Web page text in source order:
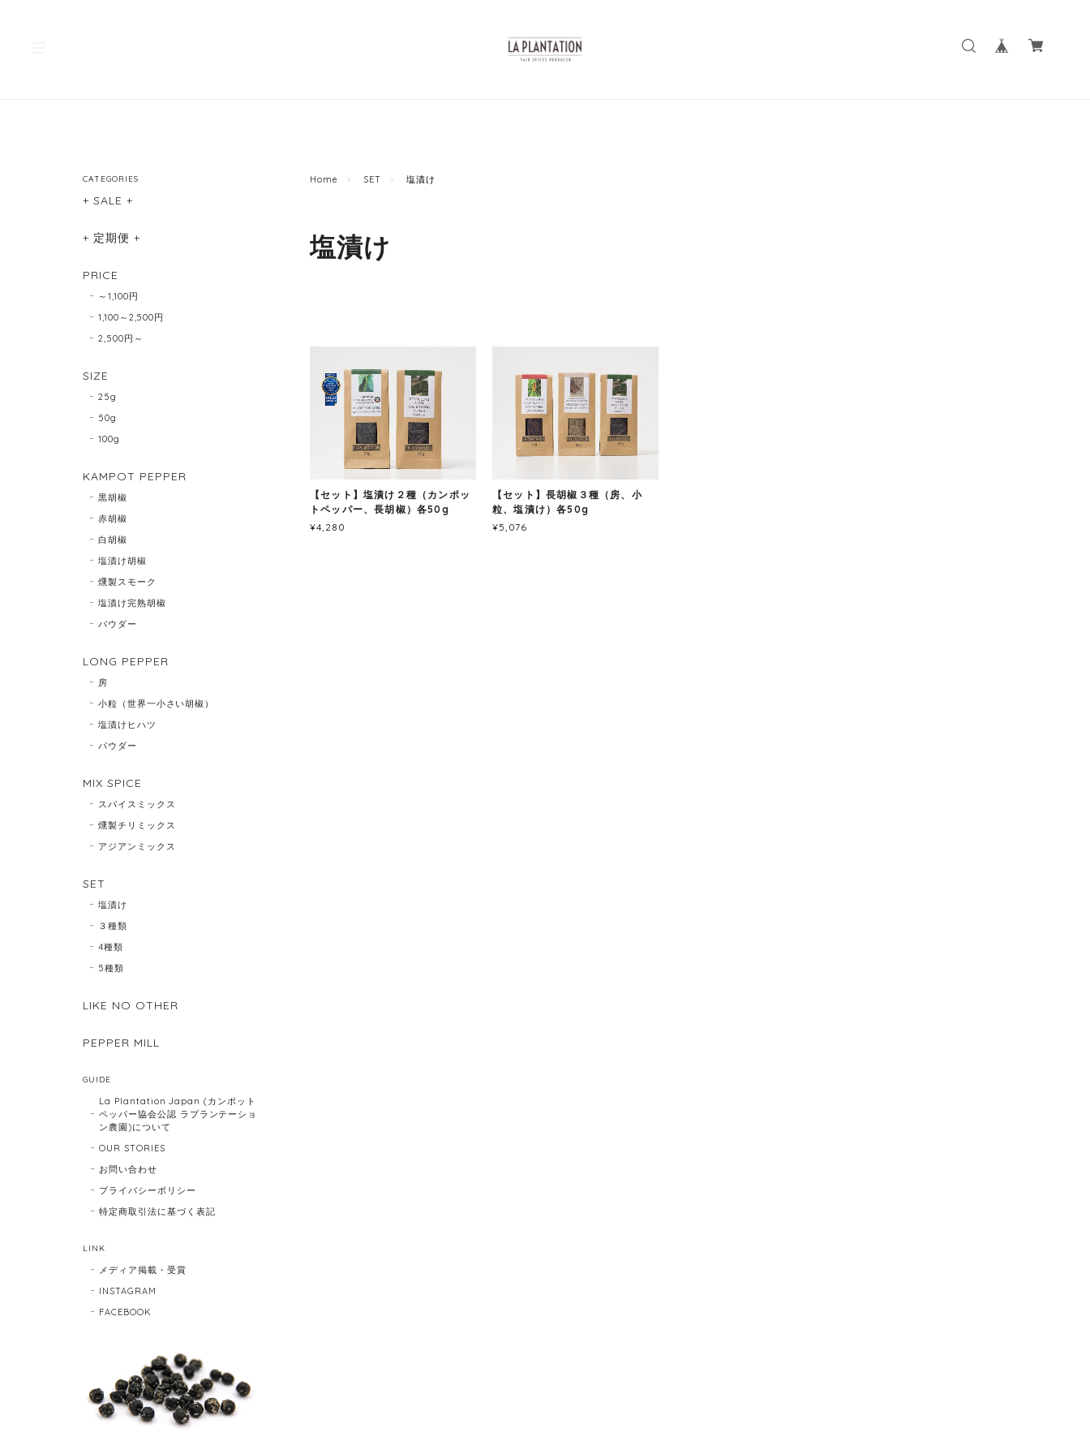
Home SET 塩漬け
塩漬け
【セット】塩漬け２種（カンポッ
トペッパー、長胡椒）各50g
¥4,280
【セット】長胡椒３種（房、小
粒、塩漬け）各50g
¥5,076
CATEGORIES
+ SALE +
+ 定期便 +
PRICE
～1,100円
1,100～2,500円
2,500円～
SIZE
25g
50g
100g
KAMPOT PEPPER
黒胡椒
赤胡椒
白胡椒
塩漬け胡椒
燻製スモーク
塩漬け完熟胡椒
パウダー
LONG PEPPER
房
小粒（世界一小さい胡椒）
塩漬けヒハツ
パウダー
MIX SPICE
スパイスミックス
燻製チリミックス
アジアンミックス
SET
塩漬け
３種類
4種類
5種類
LIKE NO OTHER
PEPPER MILL
GUIDE
La Plantation Japan (カンポット
ペッパー協会公認 ラプランテーショ
ン農園)について
OUR STORIES
お問い合わせ
プライバシーポリシー
特定商取引法に基づく表記
LINK
メディア掲載・受賞
INSTAGRAM
FACEBOOK